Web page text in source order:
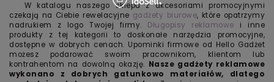
W katalogu naszego sklepu z akcesoriami promocyjnymi
czekają na Ciebie rewelacyjne gadżety biurowe, które opatrzymy
nadrukiem z logo Twojej firmy. Długopisy reklamowe i inne
produkty z tej kategorii to doskonałe narzędzia promocyjne,
dostępne w dobrych cenach. Upominki firmowe od Hello Gadżet
możesz podarować swoim pracownikom, klientom lub
kontrahentom na dowolną okazję. Nasze gadżety reklamowe
wykonano z dobrych gatunkowo materiałów, dlatego